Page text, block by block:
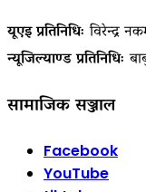
यूएइ प्रतिनिधिः विरेन्द्र
न्यूजिल्याण्ड प्रतिनिधिः
सामाजिक सञ्जाल
Facebook
YouTube